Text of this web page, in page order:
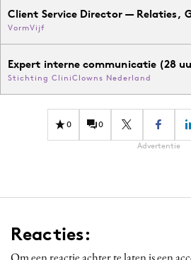
Client Service Director — Relaties,
VormVijf
Expert interne communicatie (28
Stichting CliniClowns Nederland
0 0
Advertentie
Reacties: